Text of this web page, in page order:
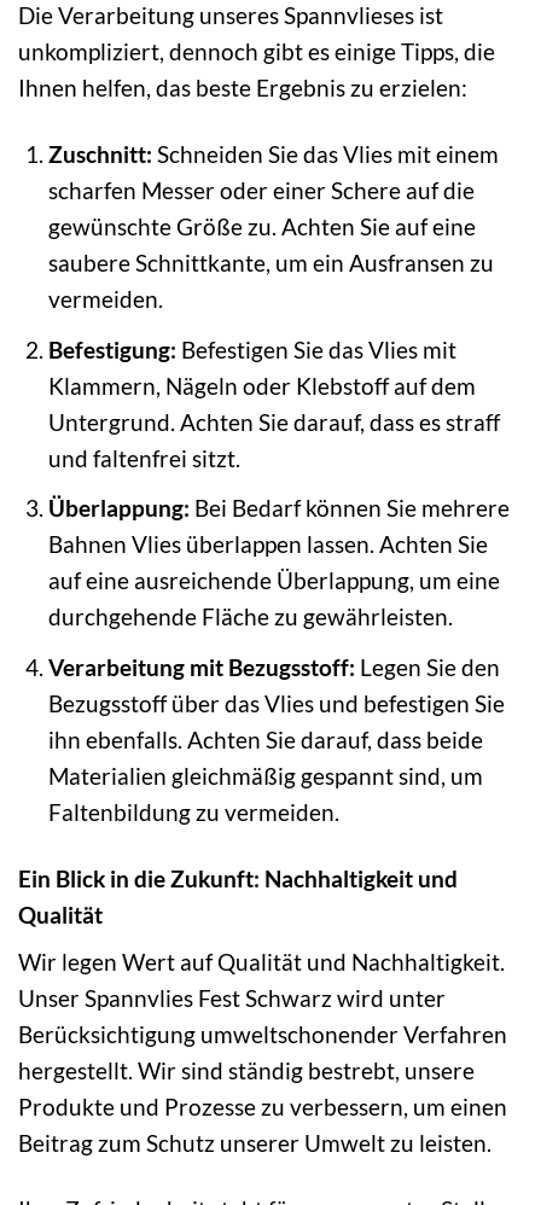
Die Verarbeitung unseres Spannvlieses ist
unkompliziert, dennoch gibt es einige Tipps, die
Ihnen helfen, das beste Ergebnis zu erzielen:
Zuschnitt: Schneiden Sie das Vlies mit einem
scharfen Messer oder einer Schere auf die
gewünschte Größe zu. Achten Sie auf eine
saubere Schnittkante, um ein Ausfransen zu
vermeiden.
Befestigung: Befestigen Sie das Vlies mit
Klammern, Nägeln oder Klebstoff auf dem
Untergrund. Achten Sie darauf, dass es straff
und faltenfrei sitzt.
Überlappung: Bei Bedarf können Sie mehrere
Bahnen Vlies überlappen lassen. Achten Sie
auf eine ausreichende Überlappung, um eine
durchgehende Fläche zu gewährleisten.
Verarbeitung mit Bezugsstoff: Legen Sie den
Bezugsstoff über das Vlies und befestigen Sie
ihn ebenfalls. Achten Sie darauf, dass beide
Materialien gleichmäßig gespannt sind, um
Faltenbildung zu vermeiden.
Ein Blick in die Zukunft: Nachhaltigkeit und
Qualität
Wir legen Wert auf Qualität und Nachhaltigkeit.
Unser Spannvlies Fest Schwarz wird unter
Berücksichtigung umweltschonender Verfahren
hergestellt. Wir sind ständig bestrebt, unsere
Produkte und Prozesse zu verbessern, um einen
Beitrag zum Schutz unserer Umwelt zu leisten.